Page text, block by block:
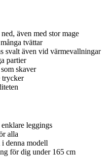
även med stor mage
tvättar
svalt även vid värmevallningar
partier
skaver
trycker
leggings
alla
i denna modell
för dig under 165 cm